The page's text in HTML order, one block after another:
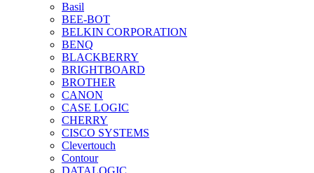
Basil
BEE-BOT
BELKIN CORPORATION
BENQ
BLACKBERRY
BRIGHTBOARD
BROTHER
CANON
CASE LOGIC
CHERRY
CISCO SYSTEMS
Clevertouch
Contour
DATALOGIC